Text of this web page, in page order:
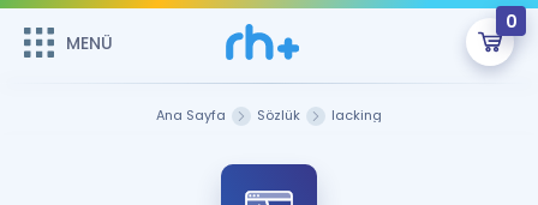
MENÜ
0
Sepetin Şu An Boş.
MENÜ
Ana Sayfa Sözlük lacking